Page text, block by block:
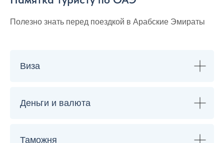
Полезно знать перед поездкой в Арабские Эмираты
Виза
Деньги и валюта
Таможня